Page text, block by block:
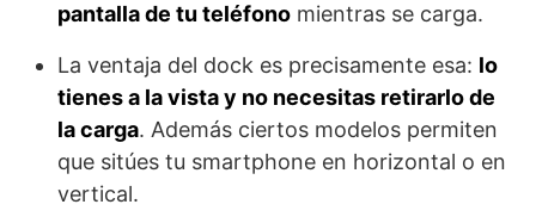
pantalla de tu teléfono mientras se carga.
La ventaja del dock es precisamente esa: lo
tienes a la vista y no necesitas retirarlo de
la carga. Además ciertos modelos permiten
que sitúes tu smartphone en horizontal o en
vertical.